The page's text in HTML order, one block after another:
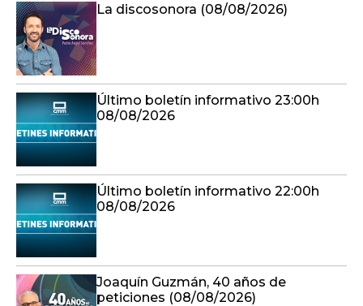
La discosonora (08/08/2026)
Último boletín informativo 23:00h
08/08/2026
Último boletín informativo 22:00h
08/08/2026
Joaquín Guzmán, 40 años de
peticiones (08/08/2026)